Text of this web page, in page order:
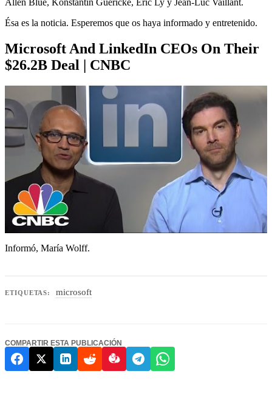
Ésa es la noticia. Esperemos que os haya informado y entretenido.
Microsoft And LinkedIn CEOs On Their
$26.2B Deal | CNBC
Informó, María Wolff.
ETIQUETAS: microsoft
COMPARTIR ESTA PUBLICACIÓN